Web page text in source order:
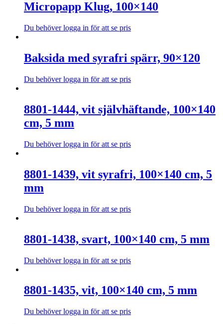
Micropapp Klug, 100×140
Du behöver logga in för att se pris
produkten
har
varianter.
alternativen
kan
väljas
produktsidan
Baksida med syrafri spärr, 90×120
Du behöver logga in för att se pris
produkten
har
flera
De
olika
kan
väljas
på
produktsidan
8801-1444, vit självhäftande, 100×140
cm, 5 mm
Du behöver logga in för att se pris
produkten
har
flera
De
olika
kan
väljas
produktsidan
8801-1439, vit syrafri, 100×140 cm, 5
mm
Du behöver logga in för att se pris
produkten
har
varianter.
alternativen
kan
väljas
på
8801-1438, svart, 100×140 cm, 5 mm
Du behöver logga in för att se pris
produkten
har
varianter.
8801-1435, vit, 100×140 cm, 5 mm
Du behöver logga in för att se pris